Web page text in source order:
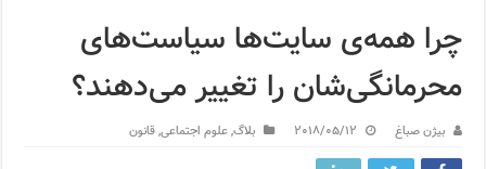
چرا همه‌ی سایت‌ها سیاست‌های
محرمانگی‌شان را تغییر می‌دهند؟
بیژن صباغ 2018/05/12 بلاگ,علوم اجتماعی,قانون